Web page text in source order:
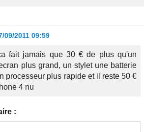
09/2011 09:59
fait jamais que 30 € de plus qu'un
plus grand, un stylet une batterie
processeur plus rapide et il reste 50 €
4 nu
: